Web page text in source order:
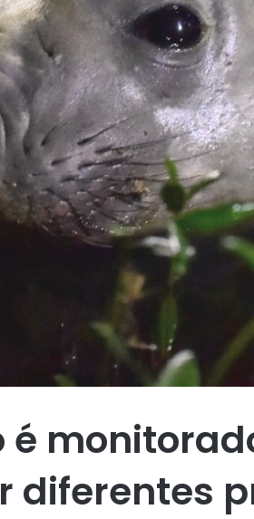
diferentes